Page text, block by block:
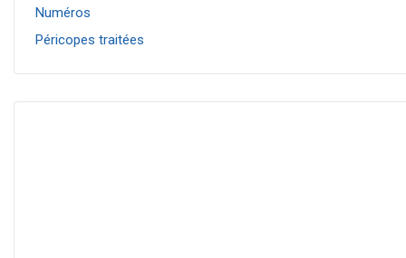
Numéros
Péricopes traitées